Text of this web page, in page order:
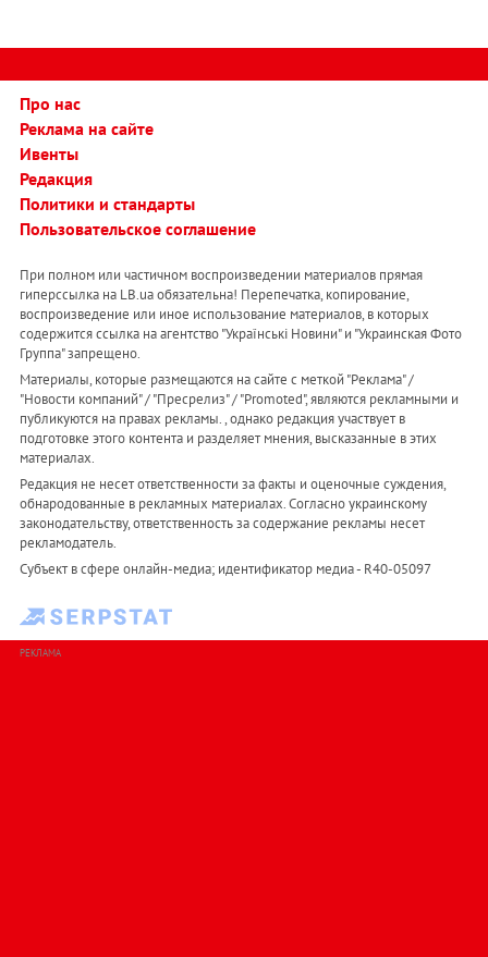
Про нас
Реклама на сайте
Ивенты
Редакция
Политики и стандарты
Пользовательское соглашение
При полном или частичном воспроизведении материалов прямая
гиперссылка на LB.ua обязательна! Перепечатка, копирование,
воспроизведение или иное использование материалов, в которых
содержится ссылка на агентство "Українськi Новини" и "Украинская Фото
Группа" запрещено.
Материалы, которые размещаются на сайте с меткой "Реклама" /
"Новости компаний" / "Пресрелиз" / "Promoted", являются рекламными и
публикуются на правах рекламы. , однако редакция участвует в
подготовке этого контента и разделяет мнения, высказанные в этих
материалах.
Редакция не несет ответственности за факты и оценочные суждения,
обнародованные в рекламных материалах. Согласно украинскому
законодательству, ответственность за содержание рекламы несет
рекламодатель.
Субъект в сфере онлайн-медиа; идентификатор медиа - R40-05097
РЕКЛАМА